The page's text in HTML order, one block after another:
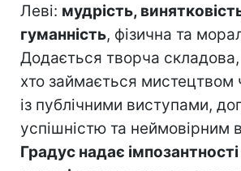
Леві: мудрість,
гуманність, фізична та
Додається творча
хто займається мистецтвом
із публічними виступами,
успішністю та неймовірним
Градус надає імпозантності